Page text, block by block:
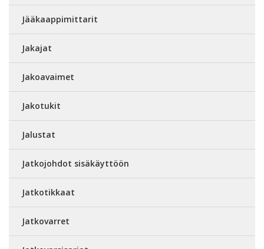
Jääkaappimittarit
Jakajat
Jakoavaimet
Jakotukit
Jalustat
Jatkojohdot sisäkäyttöön
Jatkotikkaat
Jatkovarret